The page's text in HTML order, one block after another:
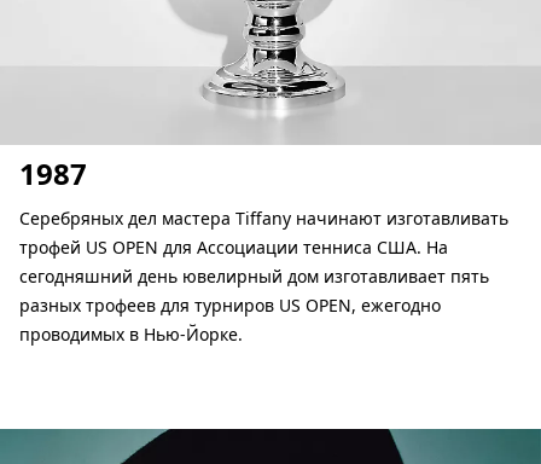
1987
Серебряных дел мастера Tiffany начинают изготавливать
трофей US OPEN для Ассоциации тенниса США. На
сегодняшний день ювелирный дом изготавливает пять
разных трофеев для турниров US OPEN, ежегодно
проводимых в Нью-Йорке.